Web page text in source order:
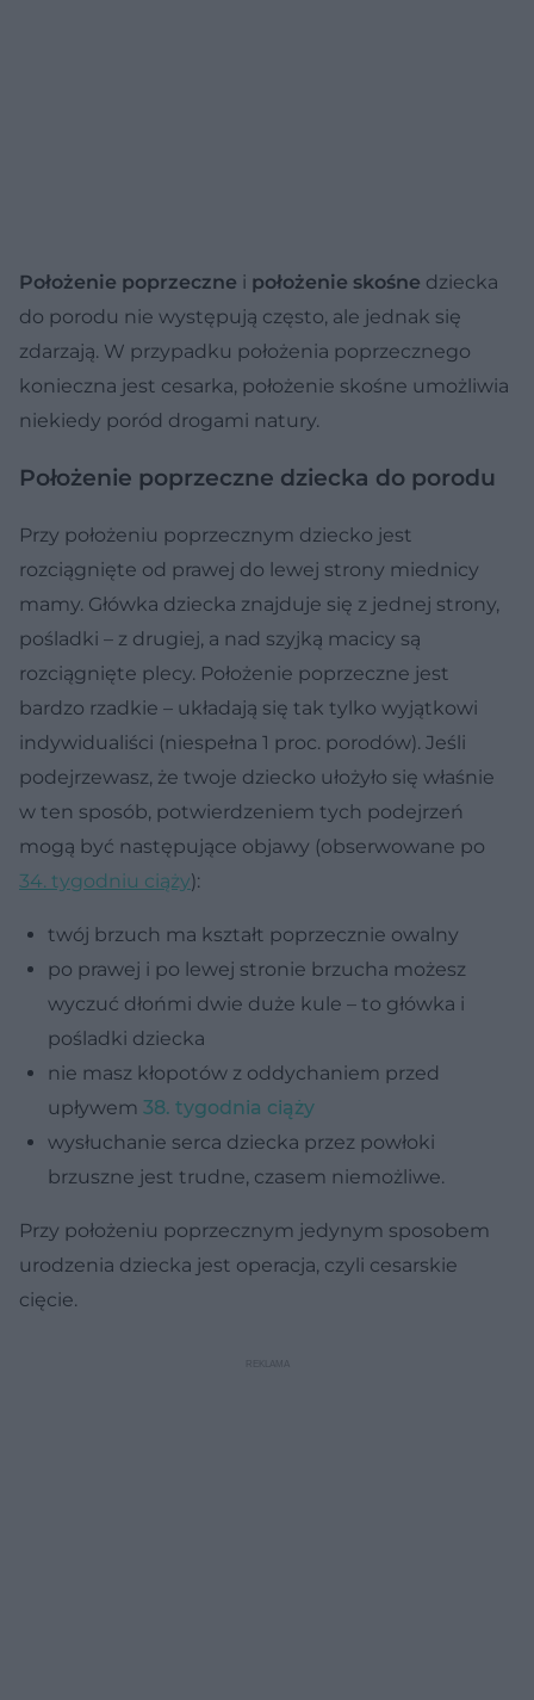
Położenie poprzeczne i położenie skośne dziecka
do porodu nie występują często, ale jednak się
zdarzają. W przypadku położenia poprzecznego
konieczna jest cesarka, położenie skośne umożliwia
niekiedy poród drogami natury.
Położenie poprzeczne dziecka do porodu
Przy położeniu poprzecznym dziecko jest
rozciągnięte od prawej do lewej strony miednicy
mamy. Główka dziecka znajduje się z jednej strony,
pośladki – z drugiej, a nad szyjką macicy są
rozciągnięte plecy. Położenie poprzeczne jest
bardzo rzadkie – układają się tak tylko wyjątkowi
indywidualiści (niespełna 1 proc. porodów). Jeśli
podejrzewasz, że twoje dziecko ułożyło się właśnie
w ten sposób, potwierdzeniem tych podejrzeń
mogą być następujące objawy (obserwowane po
34. tygodniu ciąży):
twój brzuch ma kształt poprzecznie owalny
po prawej i po lewej stronie brzucha możesz
wyczuć dłońmi dwie duże kule – to główka i
pośladki dziecka
nie masz kłopotów z oddychaniem przed
upływem 38. tygodnia ciąży
wysłuchanie serca dziecka przez powłoki
brzuszne jest trudne, czasem niemożliwe.
Przy położeniu poprzecznym jedynym sposobem
urodzenia dziecka jest operacja, czyli cesarskie
cięcie.